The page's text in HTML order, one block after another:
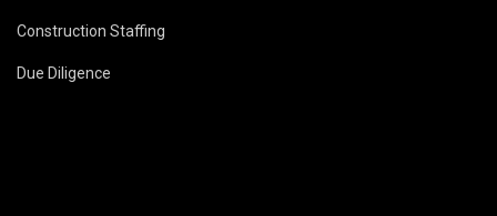
Construction Staffing
Due Diligence